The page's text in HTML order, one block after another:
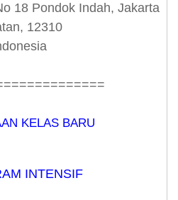
18 Pondok Indah, Jakarta
12310
KELAS BARU
INTENSIF